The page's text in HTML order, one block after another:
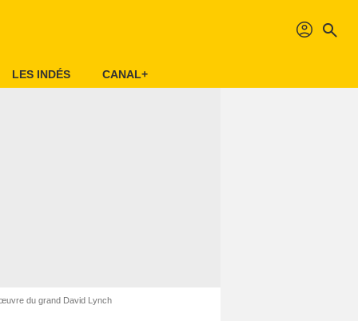
profil search
LES INDÉS CANAL+
du grand David Lynch